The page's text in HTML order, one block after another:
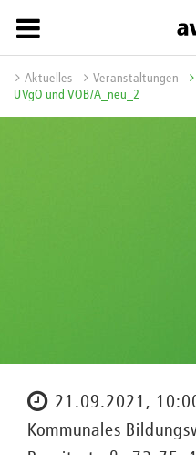
Aktuelles Veranstaltungen
UVgO und VOB/A_neu_2
21.09.2021,
Kommunales